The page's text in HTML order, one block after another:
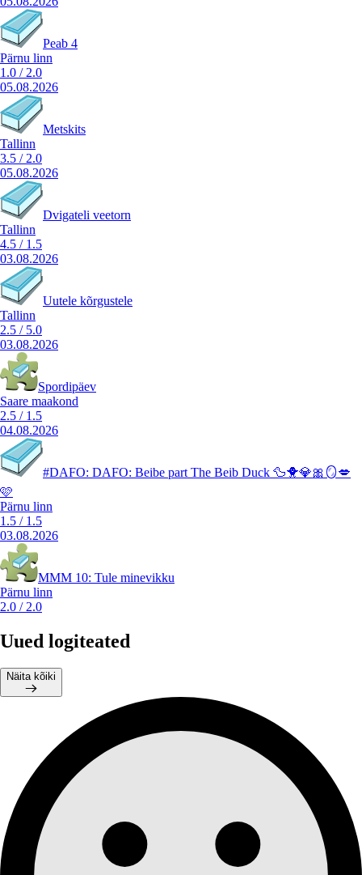
Peab 4
Pärnu linn
1.0 / 2.0
05.08.2026
Metskits
Tallinn
3.5 / 2.0
05.08.2026
Dvigateli veetorn
Tallinn
4.5 / 1.5
03.08.2026
Uutele kõrgustele
Tallinn
2.5 / 5.0
03.08.2026
Spordipäev
Saare maakond
2.5 / 1.5
04.08.2026
#DAFO: DAFO: Beibe part The Beib Duck 🦆🐥💎🎀🪞💋
🩷
Pärnu linn
1.5 / 1.5
03.08.2026
MMM 10: Tule minevikku
Pärnu linn
2.0 / 2.0
Uued logiteated
Näita kõiki